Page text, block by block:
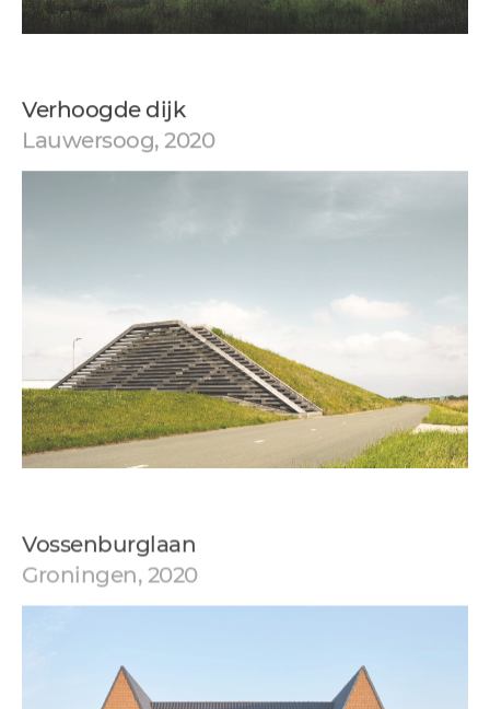
Verhoogde dijk
Lauwersoog, 2020
Vossenburglaan
Groningen, 2020